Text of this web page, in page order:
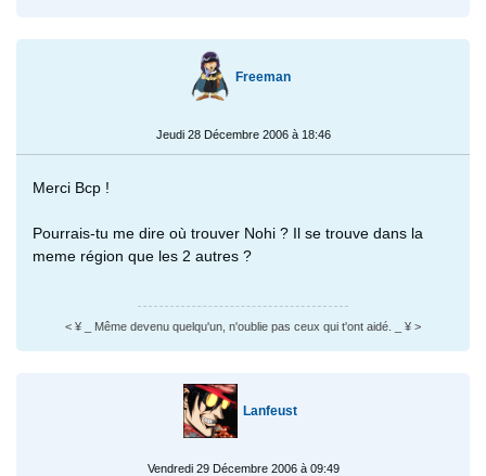
Freeman
Jeudi 28 Décembre 2006 à 18:46
Merci Bcp !
Pourrais-tu me dire où trouver Nohi ? Il se trouve dans la
meme région que les 2 autres ?
< ¥ _ Même devenu quelqu'un, n'oublie pas ceux qui t'ont aidé. _ ¥ >
Lanfeust
Vendredi 29 Décembre 2006 à 09:49